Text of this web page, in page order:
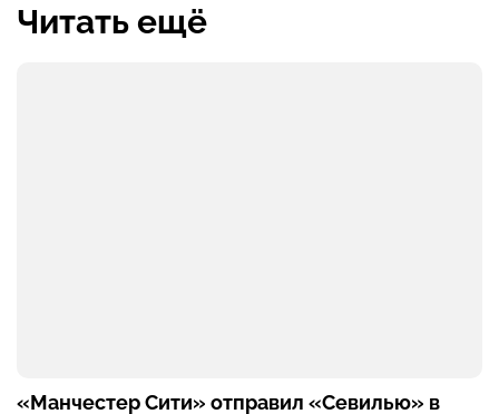
Читать ещё
«Манчестер Сити» отправил «Севилью» в